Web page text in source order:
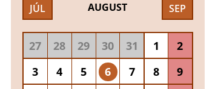
AUGUST
JÚL SEP
27 28 29 30 31 1
2
3
4 5 6 7 8
9